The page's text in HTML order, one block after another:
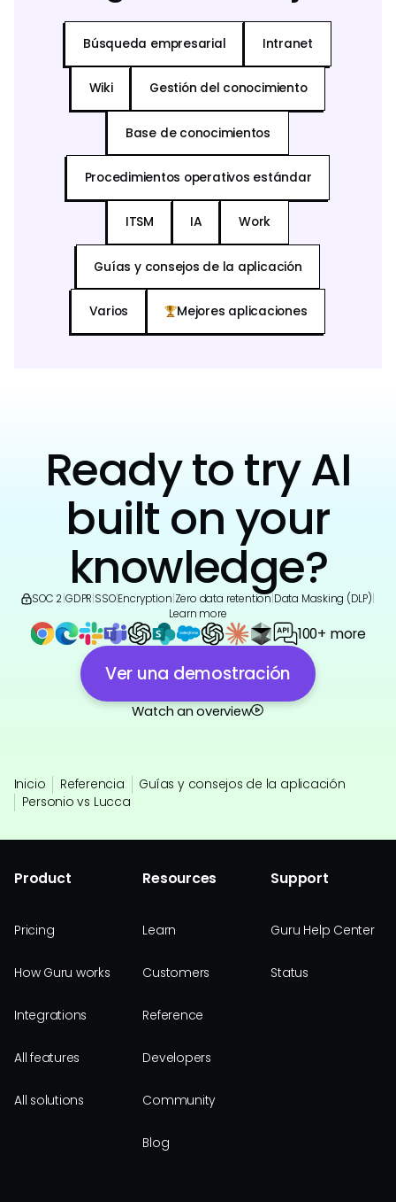
Búsqueda empresarial Intranet
Wiki Gestión del conocimiento
Base de conocimientos
Procedimientos operativos estándar
ITSM IA Work
Guías y consejos de la aplicación
Varios Mejores aplicaciones
Ready to try AI
built on your
knowledge?
SOC 2 GDPR SSO|Encryption Zero data retention Data Masking (DLP)
Learn more
100+ more
Ver una demostración
Watch an overview
Inicio Referencia
Guías y consejos de la aplicación
Personio vs Lucca
Product
Pricing
How Guru works
Integrations
All features
All solutions
Resources
Learn
Customers
Reference
Developers
Community
Blog
Support
Guru Help Center
Status